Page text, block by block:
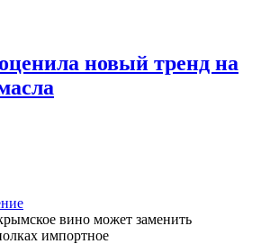
новый тренд на
вино может заменить
импортное